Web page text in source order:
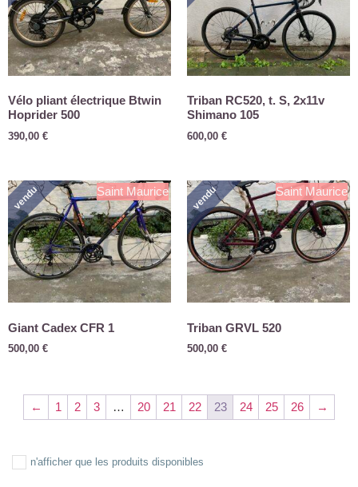
Vélo pliant électrique Btwin
Hoprider 500
390,00 €
Triban RC520, t. S, 2x11v
Shimano 105
600,00 €
Saint Maurice
vendu
Giant Cadex CFR 1
500,00 €
Saint Maurice
vendu
Triban GRVL 520
500,00 €
← 1 2 3 … 20 21 22 23 24 25 26 →
n'afficher que les produits disponibles